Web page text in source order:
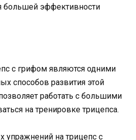
большей эффективности
с грифом являются одними
способов развития этой
работать с большими
на тренировке трицепса.
упражнений на трицепс с